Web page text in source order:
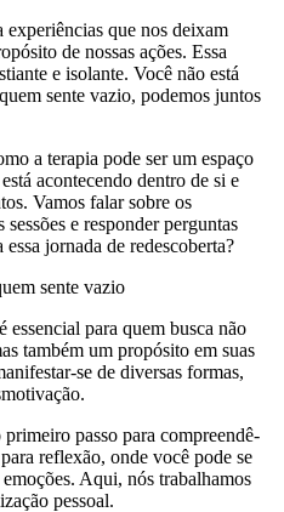
que nos deixam
de nossas ações. Essa
e isolante. Você não está
sente vazio, podemos juntos
a terapia pode ser um espaço
acontecendo dentro de si e
Vamos falar sobre os
e responder perguntas
jornada de redescoberta?
sente vazio
essencial para quem busca não
também um propósito em suas
se de diversas formas,
primeiro passo para compreendê-
reflexão, onde você pode se
Aqui, nós trabalhamos
pessoal.